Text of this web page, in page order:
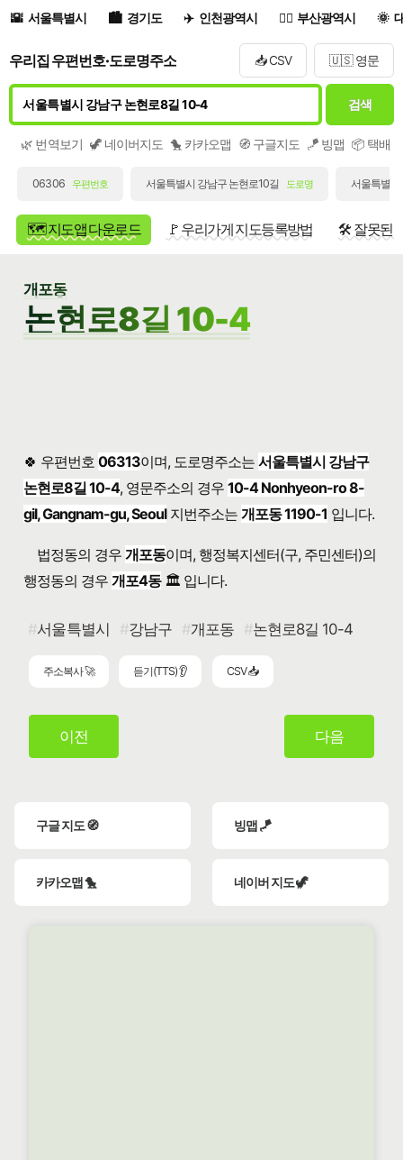
서울특별시 경기도 인천광역시 부산광역시
우리집 우편번호·도로명주소 📥 CSV 🇺🇸 영문
검색
🌿 번역보기 🦖 네이버지도 🐤 카카오맵 🧭 구글지도 🪁 빙맵 📦 택배/
06306 우편번호 서울특별시 강남구 논현로10길 도로명 서울특별
🗺️ 지도앱 다운로드 🚩 우리가게 지도등록방법 🛠️ 잘못된
개포동
논현로8길 10-4
🍀 우편번호 06313이며, 도로명주소는서울특별시 강남구
논현로8길 10-4, 영문주소의 경우10-4 Nonhyeon-ro 8-
gil, Gangnam-gu, Seoul지번주소는개포동 1190-1 입니다.
법정동의 경우 개포동이며, 행정복지센터(구, 주민센터)의
행정동의 경우 개포4동🏛️ 입니다.
서울특별시 강남구 개포동 논현로8길 10-4
주소복사 🚀 듣기(TTS) 👂 CSV 📥
이전 다음
구글 지도 🧭 빙맵 🪁
카카오맵 🐤 네이버 지도 🦖